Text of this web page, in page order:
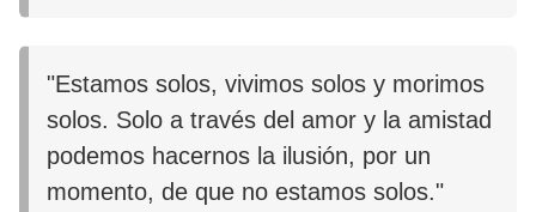
"Estamos solos, vivimos solos y morimos
solos. Solo a través del amor y la amistad
podemos hacernos la ilusión, por un
momento, de que no estamos solos."